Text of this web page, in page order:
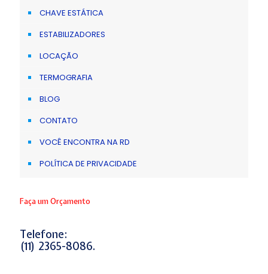
CHAVE ESTÁTICA
ESTABILIZADORES
LOCAÇÃO
TERMOGRAFIA
BLOG
CONTATO
VOCÊ ENCONTRA NA RD
POLÍTICA DE PRIVACIDADE
Faça um Orçamento
Telefone:
(11) 2365-8086.